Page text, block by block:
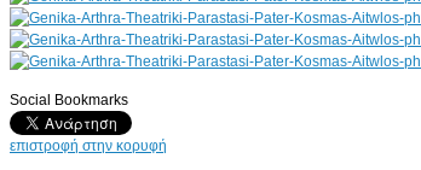
AdmirorGallery 4.5.0 , author/s
Social Bookmarks
επιστροφή στην κορυφή